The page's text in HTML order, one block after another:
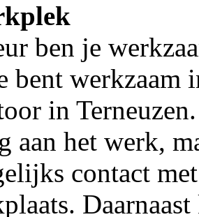
ben je
bent werkzaam
in
aan het werk,
contact